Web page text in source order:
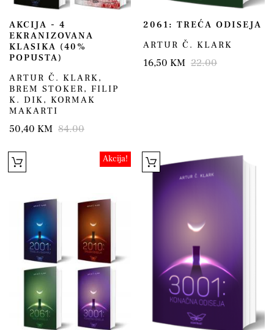
AKCIJA - 4
EKRANIZOVANA
KLASIKA (40%
POPUSTA)
ARTUR Č. KLARK,
BREM STOKER, FILIP
K. DIK, KORMAK
MAKARTI
50,40 KM 84.00
2061: TREĆA ODISEJA
ARTUR Č. KLARK
16,50 KM 22.00
Akcija!